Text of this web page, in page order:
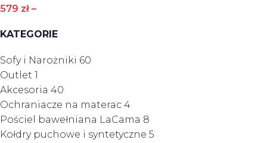
KATEGORIE
Sofy i Narożniki 60
Outlet 1
Akcesoria 40
Ochraniacze na materac 4
Pościel bawełniana LaCama 8
Kołdry puchowe i syntetyczne 5
579 zł –